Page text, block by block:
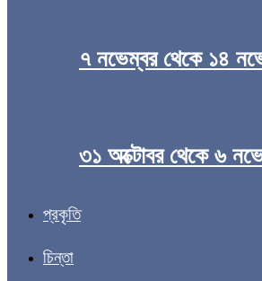
৭ নভেম্বর থেকে ১৪
৩১ অক্টোবর থেকে ৬
প্রকৃতি
চিন্তা